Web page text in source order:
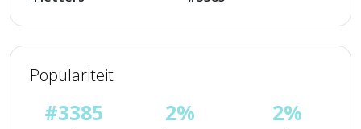
Populariteit
#3385 2% 2%